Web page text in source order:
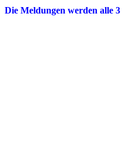
Die Meldungen werden alle